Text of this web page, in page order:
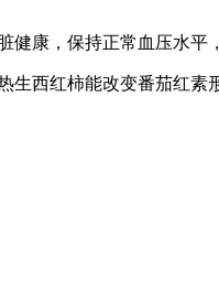
康，保持正常血压水平
西红柿能改变番茄红素